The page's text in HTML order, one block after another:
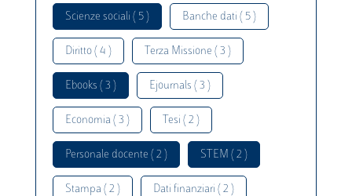
Scienze sociali ( 5 ) Banche dati ( 5 )
Diritto ( 4 ) Terza Missione ( 3 )
Ebooks ( 3 ) Ejournals ( 3 )
Economia ( 3 ) Tesi ( 2 )
Personale docente ( 2 ) STEM ( 2 )
Stampa ( 2 ) Dati finanziari ( 2 )